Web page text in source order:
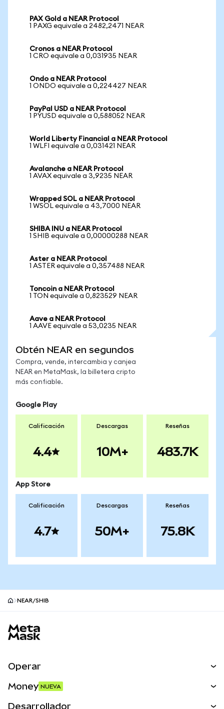
PAX Gold a NEAR Protocol
1 PAXG equivale a 2482,2471 NEAR
Cronos a NEAR Protocol
1 CRO equivale a 0,031935 NEAR
Ondo a NEAR Protocol
1 ONDO equivale a 0,224427 NEAR
PayPal USD a NEAR Protocol
1 PYUSD equivale a 0,588052 NEAR
World Liberty Financial a NEAR Protocol
1 WLFI equivale a 0,031421 NEAR
Avalanche a NEAR Protocol
1 AVAX equivale a 3,9235 NEAR
Wrapped SOL a NEAR Protocol
1 WSOL equivale a 43,7000 NEAR
SHIBA INU a NEAR Protocol
1 SHIB equivale a 0,00000288 NEAR
Aster a NEAR Protocol
1 ASTER equivale a 0,357488 NEAR
Toncoin a NEAR Protocol
1 TON equivale a 0,823529 NEAR
Aave a NEAR Protocol
1 AAVE equivale a 53,0235 NEAR
Obtén NEAR en segundos
Compra, vende, intercambia y canjea
NEAR en MetaMask, la billetera cripto
más confiable.
Google Play
Calificación
4.4
Descargas
10M+
Reseñas
483.7K
App Store
Calificación
4.7
Descargas
50M+
Reseñas
75.8K
NEAR/SHIB
Operar
Money NUEVA
Desarrollador